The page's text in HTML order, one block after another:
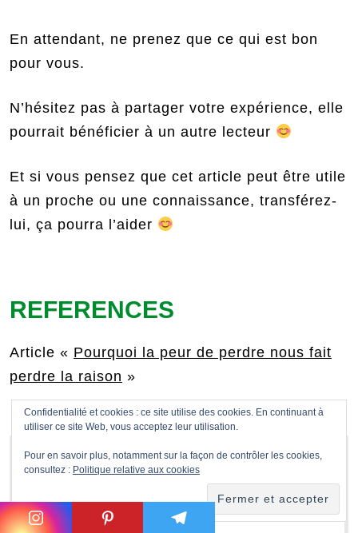
En attendant, ne prenez que ce qui est bon
pour vous.
N’hésitez pas à partager votre expérience, elle
pourrait bénéficier à un autre lecteur
Et si vous pensez que cet article peut être utile
à un proche ou une connaissance, transférez-
lui, ça pourra l’aider
REFERENCES
Article « Pourquoi la peur de perdre nous fait
perdre la raison »
Merci d'avoir lu
cet article
Confidentialité et cookies : ce site utilise des cookies. En continuant à
utiliser ce site Web, vous acceptez leur utilisation.
Pour en savoir plus, notamment sur la façon de contrôler les cookies,
consultez : Politique relative aux cookies